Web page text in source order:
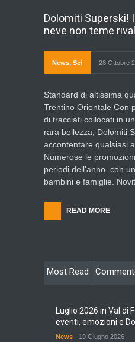
Dolomiti Superski!
neve non teme
News, Sci 28 Ottobre
Standard di altissima
Trentino Orientale Con
di tracciati collocati in
rara bellezza, Dolomiti
accontentare qualsiasi
Numerose le
periodi dell’anno, con
bambini e famiglie.
READ MORE
Most Read
Luglio 2026 in Val di
eventi, emozioni e
News 19 Giugno 2026